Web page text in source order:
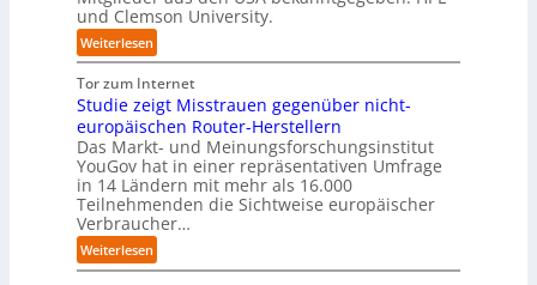
i
g
a
c
t
o
r
y
-
A
u
i
n
D
e
u
t
s
c
h
l
a
n
d
ü
r
p
r
a
x
i
s
n
a
h
e
A
u
c
k
t
f
d
i
e
Z
u
k
u
S
s
t
e
m
T
e
a
m
t
r
i
und Clemson University.
Weiterlesen:
U
n
i
v
e
r
s
a
l
A
u
Tor zum Internet
Studie zeigt Misstrauen gegenüber nicht-
europäischen Router-Herstellern
Das Markt- und Meinungsforschungsinstitut
YouGov hat in einer repräsentativen Umfrage
in 14 Ländern mit mehr als 16.000
Teilnehmenden die Sichtweise europäischer
Verbraucher…
Weiterlesen:
S